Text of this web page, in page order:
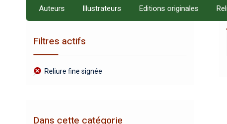
Auteurs Illustrateurs Editions originales
Filtres actifs
Reliure fine signée
Dans cette catégorie